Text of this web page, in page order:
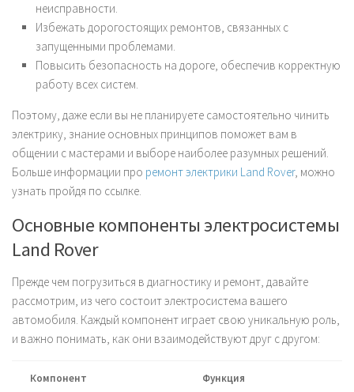
неисправности.
Избежать дорогостоящих ремонтов, связанных с
запущенными проблемами.
Повысить безопасность на дороге, обеспечив корректную
работу всех систем.
Поэтому, даже если вы не планируете самостоятельно чинить
электрику, знание основных принципов поможет вам в
общении с мастерами и выборе наиболее разумных решений.
Больше информации про ремонт электрики Land Rover, можно
узнать пройдя по ссылке.
Основные компоненты электросистемы
Land Rover
Прежде чем погрузиться в диагностику и ремонт, давайте
рассмотрим, из чего состоит электросистема вашего
автомобиля. Каждый компонент играет свою уникальную роль,
и важно понимать, как они взаимодействуют друг с другом:
Компонент Функция